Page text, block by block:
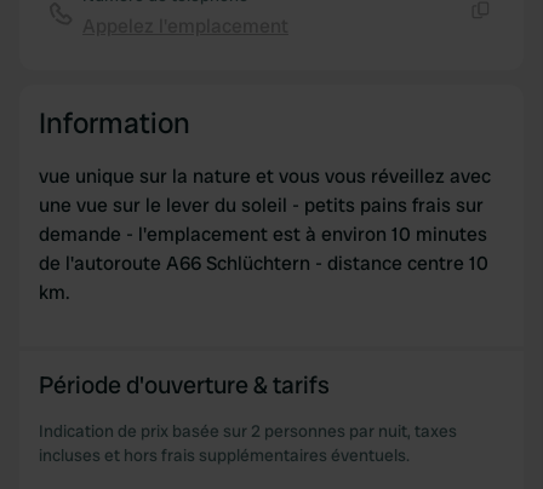
We use cookies to personalise content and ads, to
may combine it with other information that you’ve
of their services.
Information
vue unique sur la nature et vous vous réveillez avec
une vue sur le lever du soleil - petits pains frais sur
demande - l'emplacement est à environ 10 minutes
de l'autoroute A66 Schlüchtern - distance centre 10
km.
Période d'ouverture & tarifs
Indication de prix basée sur 2 personnes par nuit, taxes
incluses et hors frais supplémentaires éventuels.